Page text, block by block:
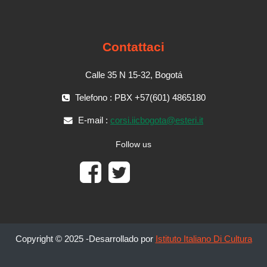
Contattaci
Calle 35 N 15-32, Bogotá
Telefono : PBX +57(601) 4865180
E-mail : corsi.iicbogota@esteri.it
Follow us
Copyright © 2025 -Desarrollado por Istituto Italiano Di Cultura